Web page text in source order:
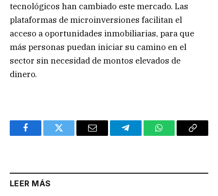
tecnológicos han cambiado este mercado. Las
plataformas de microinversiones facilitan el
acceso a oportunidades inmobiliarias, para que
más personas puedan iniciar su camino en el
sector sin necesidad de montos elevados de
dinero.
FacebookTwitter Email TelegramWhatsAppCopy
LEER MÁS